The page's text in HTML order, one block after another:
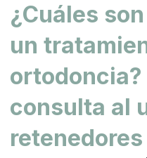
¿Cuáles
un
ortodoncia?
consulta al
retenedores